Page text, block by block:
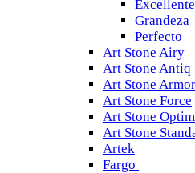
Excellente
Grandeza
Perfecto
Art Stone Airy
Art Stone Antiq
Art Stone Armor
Art Stone Force
Art Stone
Art Stone
Artek
Fargo